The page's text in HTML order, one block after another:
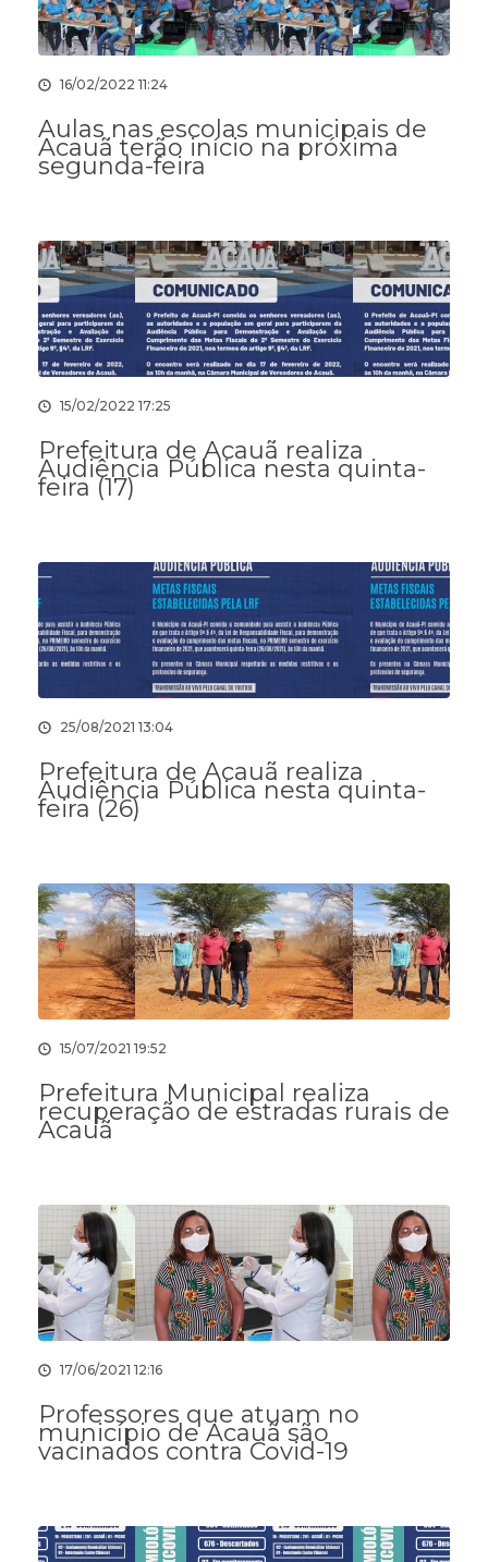
16/02/2022 11:24
Aulas nas escolas municipais de
Acauã terão início na próxima
segunda-feira
15/02/2022 17:25
Prefeitura de Acauã realiza
Audiência Pública nesta quinta-
feira (17)
25/08/2021 13:04
Prefeitura de Acauã realiza
Audiência Pública nesta quinta-
feira (26)
15/07/2021 19:52
Prefeitura Municipal realiza
recuperação de estradas rurais de
Acauã
17/06/2021 12:16
Professores que atuam no
município de Acauã são
vacinados contra Covid-19